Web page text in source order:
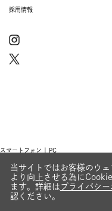
採用情報
スマートフォン | PC
当サイトではお客様のウ
より向上させる為に
ます。詳細は プライバシ
認ください。